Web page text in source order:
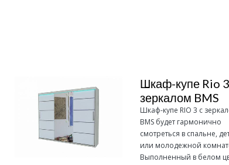
Шкаф-купе Rio
зеркалом BMS
Шкаф-купе RIO 3 с
BMS будет гармонично
смотреться в спальне,
или молодежной
Выполненный в белом